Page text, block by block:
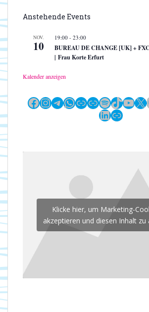
Anstehende Events
NOV.
10
19:00 - 23:00
BUREAU DE CHANGE [UK] +
| Frau Korte Erfurt
Kalender anzeigen
Facebook
Instagram
Telegram
WhatsApp
LinkLinkSpotify
TikTok
X
LinkedIn
Link
Klicke hier, um Marketing-
akzeptieren und diesen Inhalt zu